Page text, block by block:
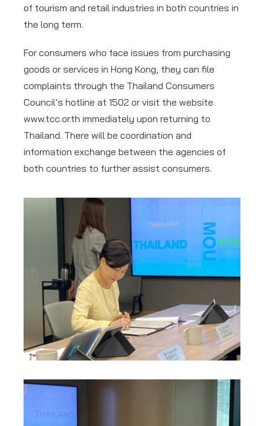
of tourism and retail industries in both countries in
the long term.
For consumers who face issues from purchasing
goods or services in Hong Kong, they can file
complaints through the Thailand Consumers
Council’s hotline at 1502 or visit the website
www.tcc.or.th immediately upon returning to
Thailand. There will be coordination and
information exchange between the agencies of
both countries to further assist consumers.